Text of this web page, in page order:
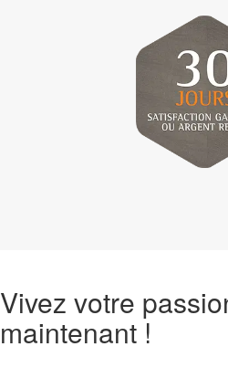
Vivez votre
maintenant !